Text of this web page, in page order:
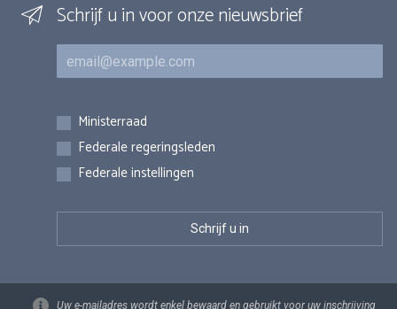
Schrijf u in voor onze nieuwsbrief
E-mail
Inschrijvingen
Ministerraad
Federale regeringsleden
Federale instellingen
Uw e-mailadres wordt enkel bewaard en gebruikt voor uw inschrijving